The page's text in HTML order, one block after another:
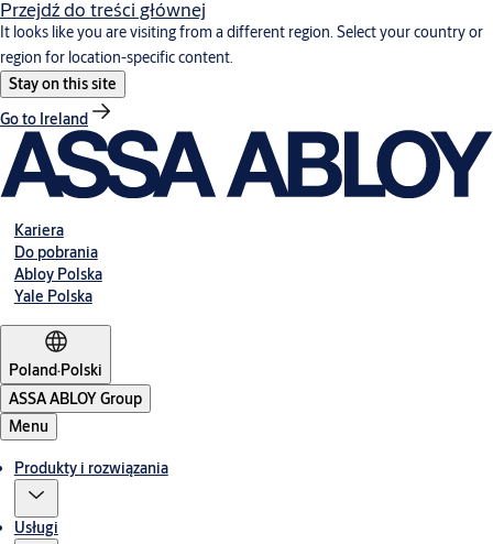
Przejdź do treści głównej
It looks like you are visiting from a different region. Select your country or
region for location-specific content.
Stay on this site
Go to Ireland
Kariera
Do pobrania
Abloy Polska
Yale Polska
Poland·Polski
ASSA ABLOY Group
Menu
Produkty i rozwiązania
Usługi